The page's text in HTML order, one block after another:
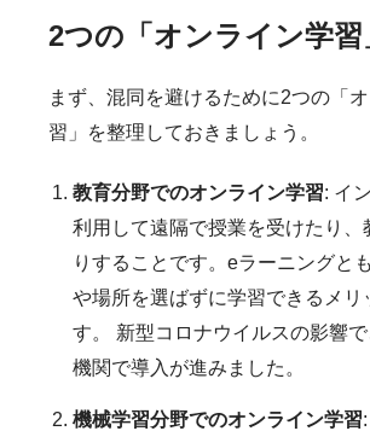
2つの「オンライン学習
まず、混同を避けるために2つの「
習」を整理しておきましょう。
教育分野でのオンライン学習: イ
利用して遠隔で授業を受けたり、
りすることです。eラーニングと
や場所を選ばずに学習できるメリ
す。 新型コロナウイルスの影響
機関で導入が進みました。
機械学習分野でのオンライン学習